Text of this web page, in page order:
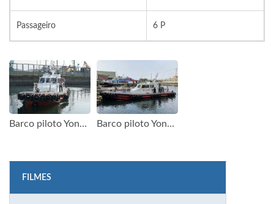
Passageiro 6 P
Barco piloto Yong Yi Barco piloto Yong Yi
FILMES